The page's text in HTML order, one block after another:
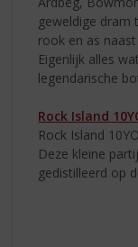
geweldige dram
rook en as
Eigenlijk alles
legendarische
Rock Island
Rock Island
Deze kleine
gedistilleerd op